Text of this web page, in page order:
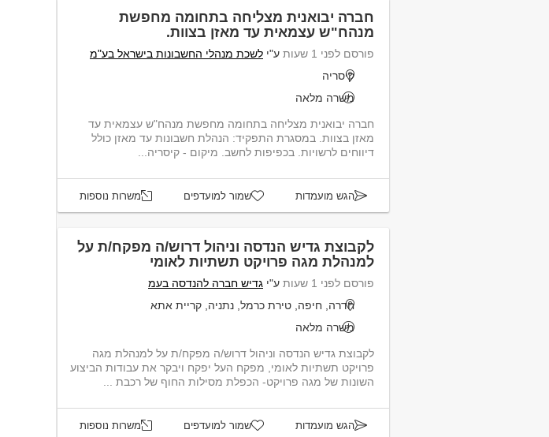
חברה יבואנית מצליחה בתחומה מחפשת
מנהח"ש עצמאית עד מאזן בצוות.
פורסם לפני 1 שעות ע"י לשכת מנהלי החשבונות בישראל בע"מ
קיסריה
משרה מלאה
חברה יבואנית מצליחה בתחומה מחפשת מנהח"ש עצמאית עד
מאזן בצוות. במסגרת התפקיד: הנהלת חשבונות עד מאזן כולל
דיווחים לרשויות. בכפיפות לחשב. מיקום - קיסריה...
הגש מועמדות שמור למועדפים משרות נוספות
לקבוצת גדיש הנדסה וניהול דרוש/ה מפקח/ת על
למנהלת מגה פרויקט תשתיות לאומי
פורסם לפני 1 שעות ע"י גדיש חברה להנדסה בעמ
חדרה, חיפה, טירת כרמל, נתניה, קריית אתא
משרה מלאה
לקבוצת גדיש הנדסה וניהול דרוש/ה מפקח/ת על למנהלת מגה
פרויקט תשתיות לאומי, מפקח העל יפקח ויבקר את עבודות הביצוע
השונות של מגה פרויקט- הכפלת מסילות החוף של רכבת ...
הגש מועמדות שמור למועדפים משרות נוספות